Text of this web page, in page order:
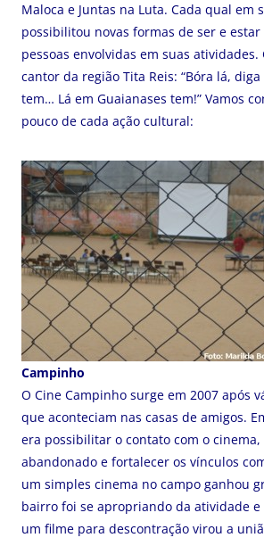
Maloca e Juntas na Luta. Cada qual em
possibilitou novas formas de ser e
pessoas envolvidas em suas atividades.
cantor da região Tita Reis: “Bóra lá,
tem… Lá em Guaianases tem!” Vamos
pouco de cada ação cultural:
Campinho
O Cine Campinho surge em 2007 após
que aconteciam nas casas de amigos.
era possibilitar o contato com o
abandonado e fortalecer os vínculos
um simples cinema no campo ganhou
bairro foi se apropriando da atividade e
um filme para descontração virou a